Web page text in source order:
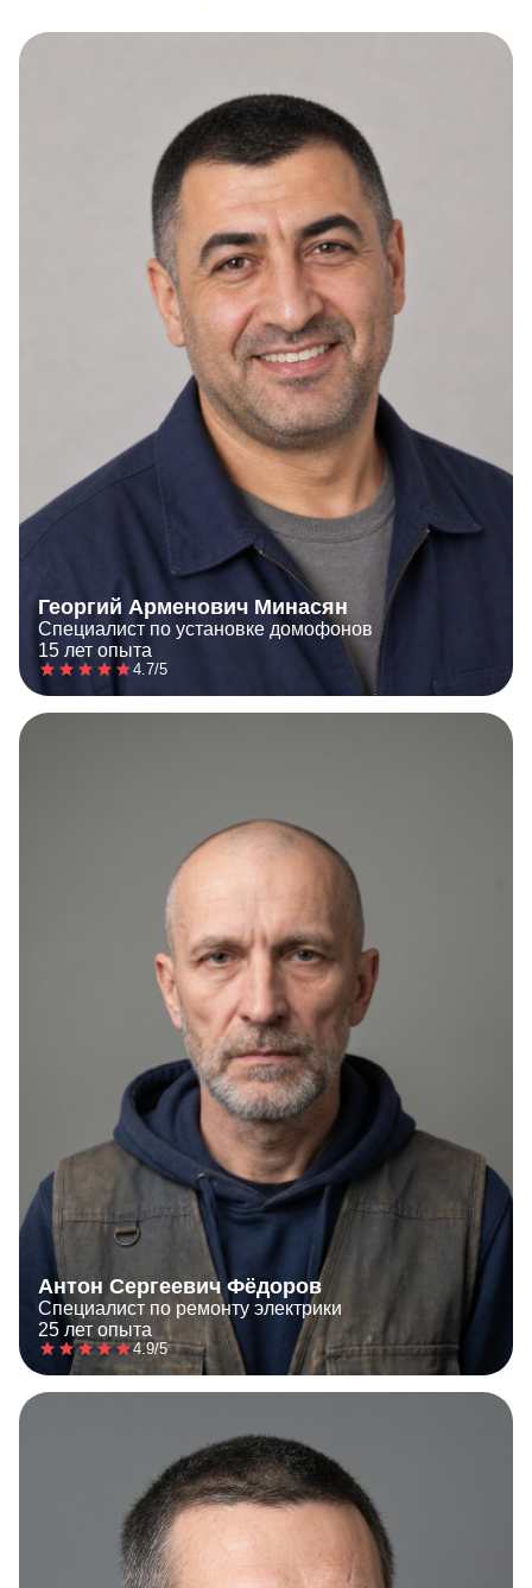
Георгий Арменович Минасян
Специалист по установке домофонов
15 лет опыта
4.7/5
Антон Сергеевич Фёдоров
Специалист по ремонту электрики
25 лет опыта
4.9/5